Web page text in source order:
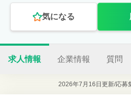
気になる
求人情報 企業情報 質問
2026年7月16日更新/応募